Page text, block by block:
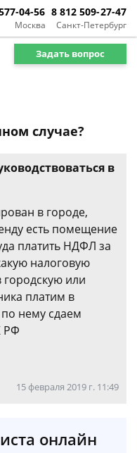
Москва
04-56
Санкт-Петербург
8 812 509-27-47
Задать вопрос
случае?
в
в городе,
есть помещение
платить НДФЛ за
налоговую
или
платим в
нему сдаем
РФ
15 февраля 2019 г. 11:49
онлайн